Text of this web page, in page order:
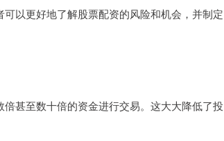
以更好地了解股票配资的风险和机会，并制定
甚至数十倍的资金进行交易。这大大降低了投